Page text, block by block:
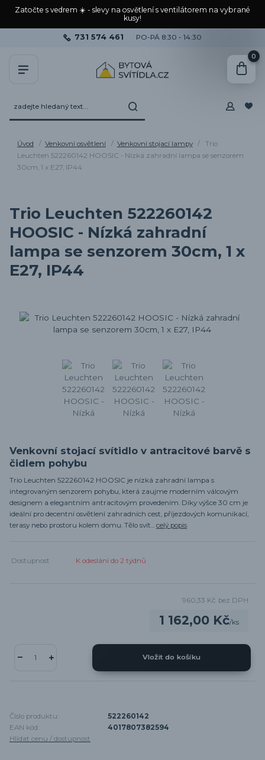
Zatočte s vedrem ☀️ - slevy na osvětlení s ventilátorem na vybrané
kusy!
731 574 461 PO-PÁ 8:30 - 14:30
0
Úvod Venkovní osvětlení Venkovní stojací lampy
Trio
Leuchten 522260142 HOOSIC - Nízká zahradní lampa se senzorem
30cm, 1 x E27, IP44
Trio Leuchten 522260142
HOOSIC - Nízká zahradní
lampa se senzorem 30cm, 1 x
E27, IP44
Venkovní stojací svítidlo v antracitové barvě s
čidlem pohybu
Trio Leuchten 522260142 HOOSIC je nízká zahradní lampa s
integrovaným senzorem pohybu, která zaujme moderním válcovým
designem a elegantním antracitovým provedením. Díky výšce 30 cm je
ideální pro decentní osvětlení zahradních cest, příjezdových komunikací,
terasy nebo prostoru kolem domu. Tělo svít... celý popis
Dostupnost K odeslání do 2 týdnů
1 162,00 Kč/ks
960,33 Kč bez DPH
Vložit do košíku
Číslo produktu:
522260142
EAN kód:
4017807382594
Hlídat cenu / dostupnost